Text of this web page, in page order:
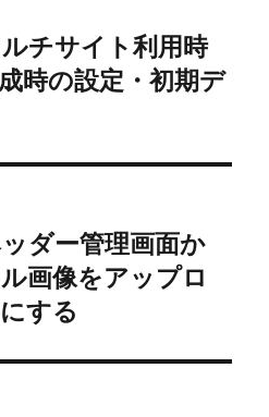
チサイト利用時
時の設定・初期デ
ダー管理画面か
画像をアップロ
する